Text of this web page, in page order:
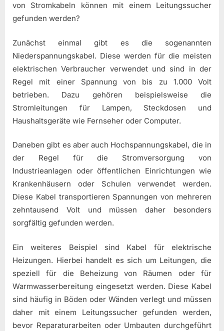
von Stromkabeln können mit einem Leitungssucher
gefunden werden?
Zunächst einmal gibt es die sogenannten
Niederspannungskabel. Diese werden für die meisten
elektrischen Verbraucher verwendet und sind in der
Regel mit einer Spannung von bis zu 1.000 Volt
betrieben. Dazu gehören beispielsweise die
Stromleitungen für Lampen, Steckdosen und
Haushaltsgeräte wie Fernseher oder Computer.
Daneben gibt es aber auch Hochspannungskabel, die in
der Regel für die Stromversorgung von
Industrieanlagen oder öffentlichen Einrichtungen wie
Krankenhäusern oder Schulen verwendet werden.
Diese Kabel transportieren Spannungen von mehreren
zehntausend Volt und müssen daher besonders
sorgfältig gefunden werden.
Ein weiteres Beispiel sind Kabel für elektrische
Heizungen. Hierbei handelt es sich um Leitungen, die
speziell für die Beheizung von Räumen oder für
Warmwasserbereitung eingesetzt werden. Diese Kabel
sind häufig in Böden oder Wänden verlegt und müssen
daher mit einem Leitungssucher gefunden werden,
bevor Reparaturarbeiten oder Umbauten durchgeführt